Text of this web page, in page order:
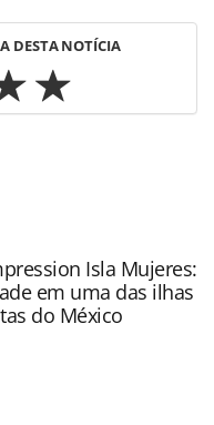
DESTA NOTÍCIA
feiras/2022/10/
de-
oferecidas na
pela PANROTAS
brasileira sobre direito
sem autorização da
Isla Mujeres:
em uma das ilhas
do México